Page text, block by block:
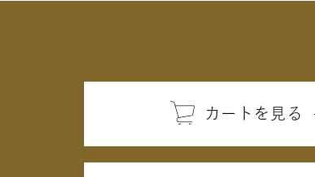
カートを見る